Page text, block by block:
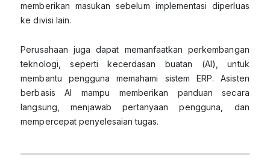
memberikan masukan sebelum implementasi diperluas
ke divisi lain.
Perusahaan juga dapat memanfaatkan perkembangan
teknologi, seperti kecerdasan buatan (AI), untuk
membantu pengguna memahami sistem ERP. Asisten
berbasis AI mampu memberikan panduan secara
langsung, menjawab pertanyaan pengguna, dan
mempercepat penyelesaian tugas.